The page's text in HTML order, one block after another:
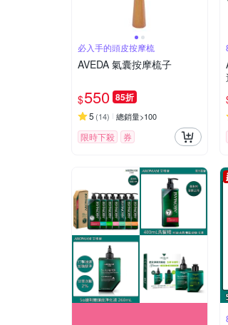
必入手的頭皮按摩梳
AVEDA 氣囊按摩梳子
$550 85折
5 (14) 總銷量>100
限時下殺 券